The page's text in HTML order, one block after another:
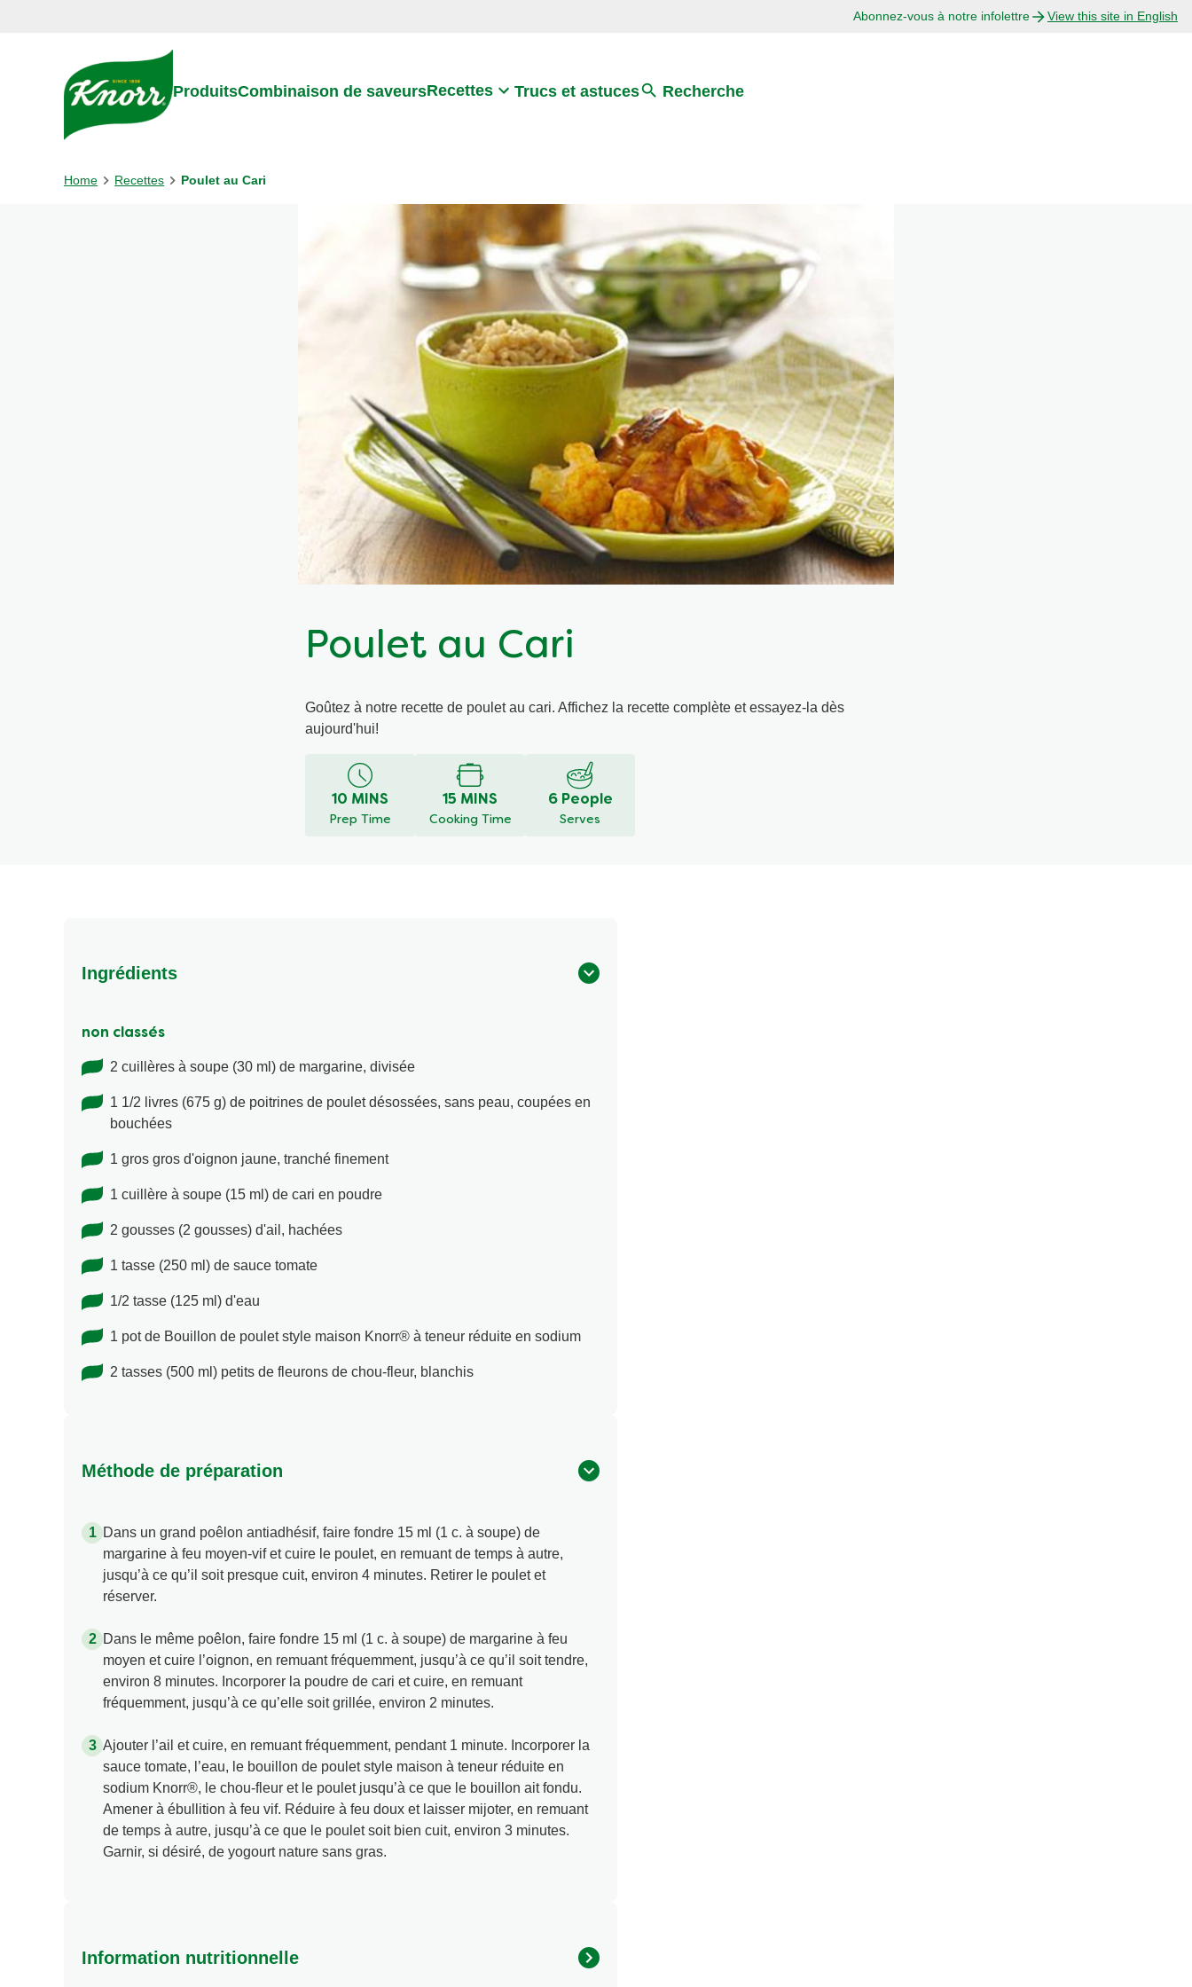
Abonnez-vous à notre infolettre View this site in English
ProduitsCombinaison de saveursRecettes Trucs et astuces Recherche
Home Recettes Poulet au Cari
Poulet au Cari
Goûtez à notre recette de poulet au cari. Affichez la recette complète et essayez-la dès
aujourd'hui!
10 MINS
Prep Time
15 MINS
Cooking Time
6 People
Serves
Ingrédients
non classés
2 cuillères à soupe (30 ml) de margarine, divisée
1 1/2 livres (675 g) de poitrines de poulet désossées, sans peau, coupées en
bouchées
1 gros gros d'oignon jaune, tranché finement
1 cuillère à soupe (15 ml) de cari en poudre
2 gousses (2 gousses) d'ail, hachées
1 tasse (250 ml) de sauce tomate
1/2 tasse (125 ml) d'eau
1 pot de Bouillon de poulet style maison Knorr® à teneur réduite en sodium
2 tasses (500 ml) petits de fleurons de chou-fleur, blanchis
Méthode de préparation
Dans un grand poêlon antiadhésif, faire fondre 15 ml (1 c. à soupe) de
margarine à feu moyen-vif et cuire le poulet, en remuant de temps à autre,
jusqu’à ce qu’il soit presque cuit, environ 4 minutes. Retirer le poulet et
réserver.
Dans le même poêlon, faire fondre 15 ml (1 c. à soupe) de margarine à feu
moyen et cuire l’oignon, en remuant fréquemment, jusqu’à ce qu’il soit tendre,
environ 8 minutes. Incorporer la poudre de cari et cuire, en remuant
fréquemment, jusqu’à ce qu’elle soit grillée, environ 2 minutes.
Ajouter l’ail et cuire, en remuant fréquemment, pendant 1 minute. Incorporer la
sauce tomate, l’eau, le bouillon de poulet style maison à teneur réduite en
sodium Knorr®, le chou-fleur et le poulet jusqu’à ce que le bouillon ait fondu.
Amener à ébullition à feu vif. Réduire à feu doux et laisser mijoter, en remuant
de temps à autre, jusqu’à ce que le poulet soit bien cuit, environ 3 minutes.
Garnir, si désiré, de yogourt nature sans gras.
Information nutritionnelle